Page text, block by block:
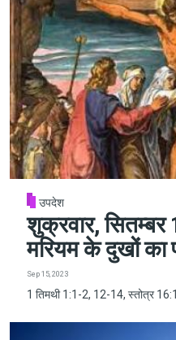
उपदेश
शुक्रवार, सितम्बर
मरियम के दुखों का
Sep 15, 2023
1 तिमथी 1:1-2, 12-14, स्तोत्र